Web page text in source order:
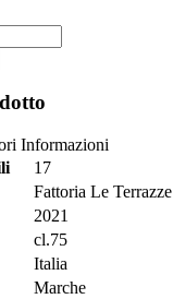
Informazioni
17
Fattoria Le Terrazze
2021
cl.75
Italia
Marche